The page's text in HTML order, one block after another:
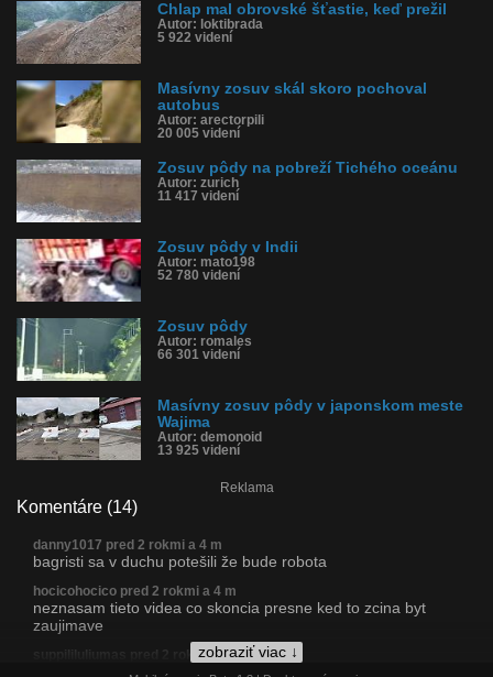
Chlap mal obrovské šťastie, keď prežil
Autor: loktibrada
5 922 videní
Masívny zosuv skál skoro pochoval
autobus
Autor: arectorpili
20 005 videní
Zosuv pôdy na pobreží Tichého oceánu
Autor: zurich
11 417 videní
Zosuv pôdy v Indii
Autor: mato198
52 780 videní
Zosuv pôdy
Autor: romales
66 301 videní
Masívny zosuv pôdy v japonskom meste
Wajima
Autor: demonoid
13 925 videní
Reklama
Komentáre (14)
zobraziť viac ↓
danny1017 pred 2 rokmi a 4 m
bagristi sa v duchu potešili že bude robota
hocicohocico pred 2 rokmi a 4 m
neznasam tieto videa co skoncia presne ked to zcina byt
zaujimave
suppililuliumas pred 2 rokmi a 4 m
Strečno sa tak tiež raz zosype